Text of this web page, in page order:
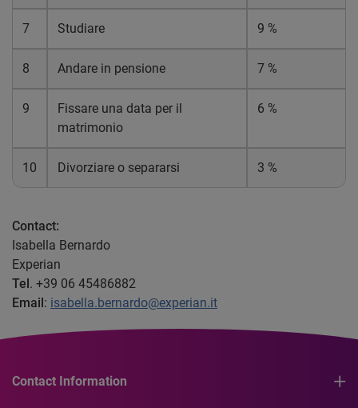
7 Studiare 9 %
8 Andare in pensione 7 %
9
Fissare una data per il
matrimonio
6 %
10 Divorziare o separarsi 3 %
Contact:
Isabella Bernardo
Experian
Tel. +39 06 45486882
Email: isabella.bernardo@experian.it
Contact Information